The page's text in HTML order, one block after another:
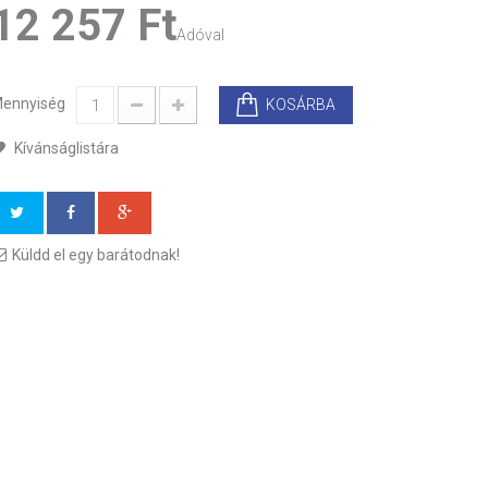
257 Ft‎Adóval
KOSÁRBA
Kívánságlistára
Küldd el egy barátodnak!